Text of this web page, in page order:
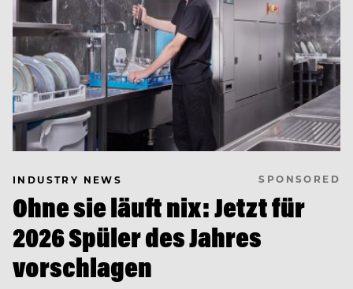
INDUSTRY NEWS SPONSORED
Ohne sie läuft nix: Jetzt für
2026 Spüler des Jahres
vorschlagen